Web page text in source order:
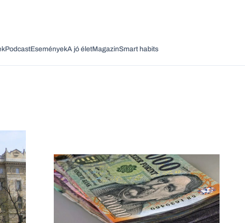
Vagy fedezze fel a következő témákat
Üzlet Pénz Zöld Legyél jobb!
PodcastEseményekA jó életMagazinSmart habits